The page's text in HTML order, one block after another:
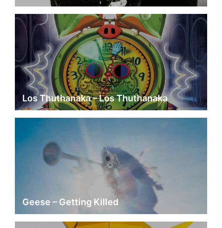
Los Thuthanaka – Los Thuthanaka
Geese – Getting Killed